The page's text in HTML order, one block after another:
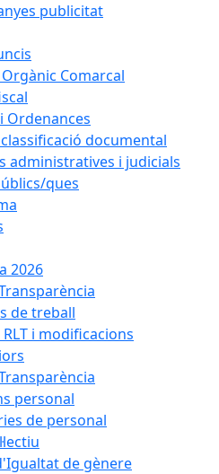
publicitat
Comarcal
Ordenances
documental
administratives i judicials
ques
2026
de treball
RLT i modificacions
personal
de personal
de gènere